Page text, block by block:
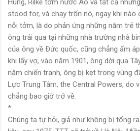
stood for, và chạy trốn nó, ngay khi nào
nỗi tởm, là do phản ứng những năm trẻ
ông trải qua tại những nhà trường nhà
của ông về Đức quốc, cũng chẳng ấm
khi lấy vợ, vào năm 1901, ông dời qua
năm chiến tranh, ông bị kẹt trong vùng
Lực Trung Tâm, the Central Powers, do
chẳng bao giờ trở về.
*
Chúng ta tự hỏi, giả như không bị tống